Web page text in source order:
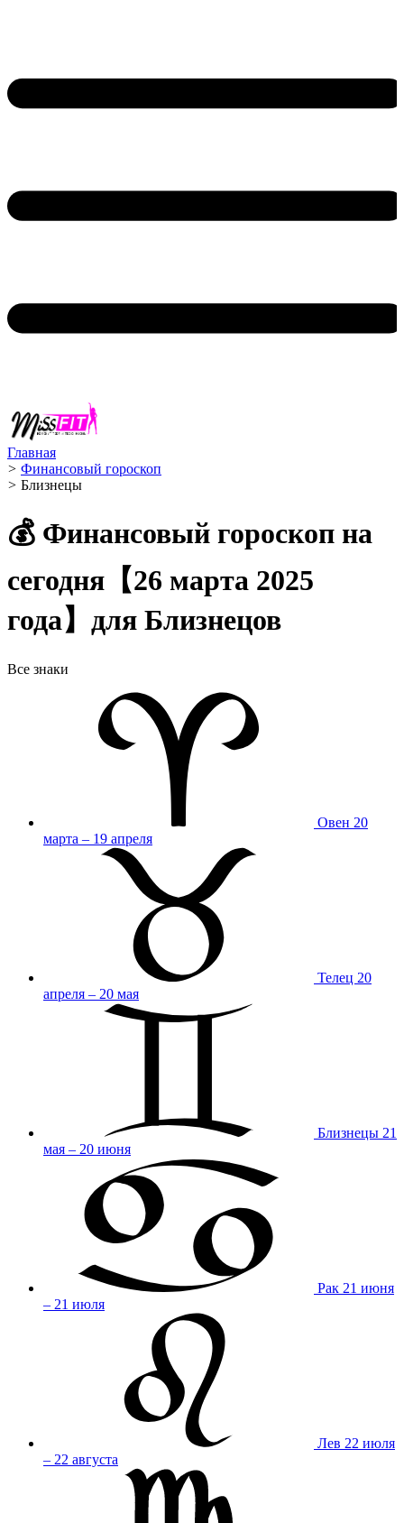
Главная
> Финансовый гороскоп
> Близнецы ️
💰 Финансовый гороскоп на
сегодня【26 марта 2025
года】для Близнецов
Все знаки
Овен 20
марта – 19 апреля
Телец 20
апреля – 20 мая
Близнецы 21
мая – 20 июня
Рак 21 июня
– 21 июля
Лев 22 июля
– 22 августа